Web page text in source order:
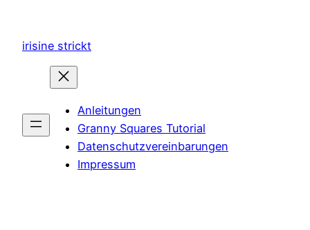
springen
irisine strickt
Anleitungen
Granny Squares Tutorial
Datenschutzvereinbarungen
Impressum